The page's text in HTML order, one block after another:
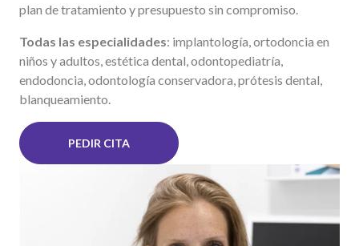
plan de tratamiento y presupuesto sin compromiso.
Todas las especialidades: implantología, ortodoncia en
niños y adultos, estética dental, odontopediatría,
endodoncia, odontología conservadora, prótesis dental,
blanqueamiento.
PEDIR CITA